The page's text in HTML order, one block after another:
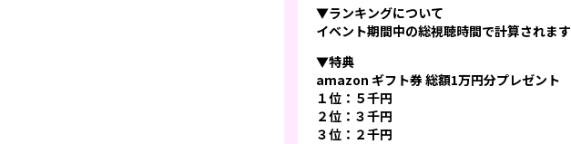
▼ランキングについて
イベント期間中の総視聴時間で計算されます
▼特典
amazon ギフト券 総額1万円分プレゼント
１位：５千円
２位：３千円
３位：２千円